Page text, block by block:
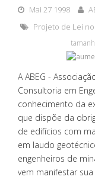
Mai 27 1998
Projeto de Lei
A ABEG -
Consultoria em
conhecimento da
que dispõe da
de edifícios com
em laudo
engenheiros de
vem manifestar